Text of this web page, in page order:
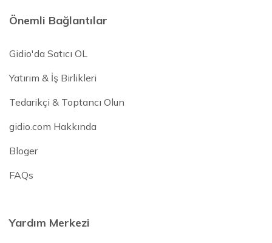
Önemli Bağlantılar
Gidio'da Satıcı OL
Yatırım & İş Birlikleri
Tedarikçi & Toptancı Olun
gidio.com Hakkında
Bloger
FAQs
Yardım Merkezi